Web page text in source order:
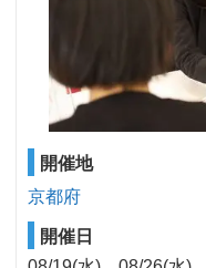
開催地
京都府
開催日